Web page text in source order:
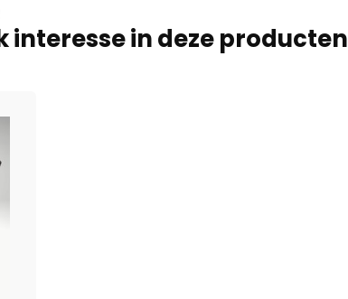
interesse in deze producten